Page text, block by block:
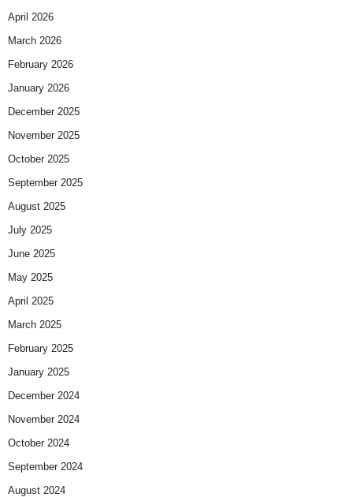
April 2026
March 2026
February 2026
January 2026
December 2025
November 2025
October 2025
September 2025
August 2025
July 2025
June 2025
May 2025
April 2025
March 2025
February 2025
January 2025
December 2024
November 2024
October 2024
September 2024
August 2024